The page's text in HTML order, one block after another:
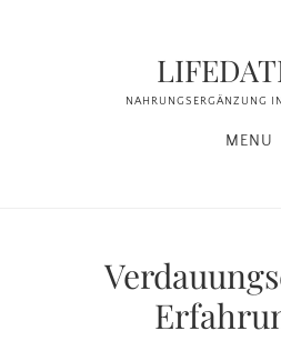
NAHRUNGSERGÄNZUNG
MENU